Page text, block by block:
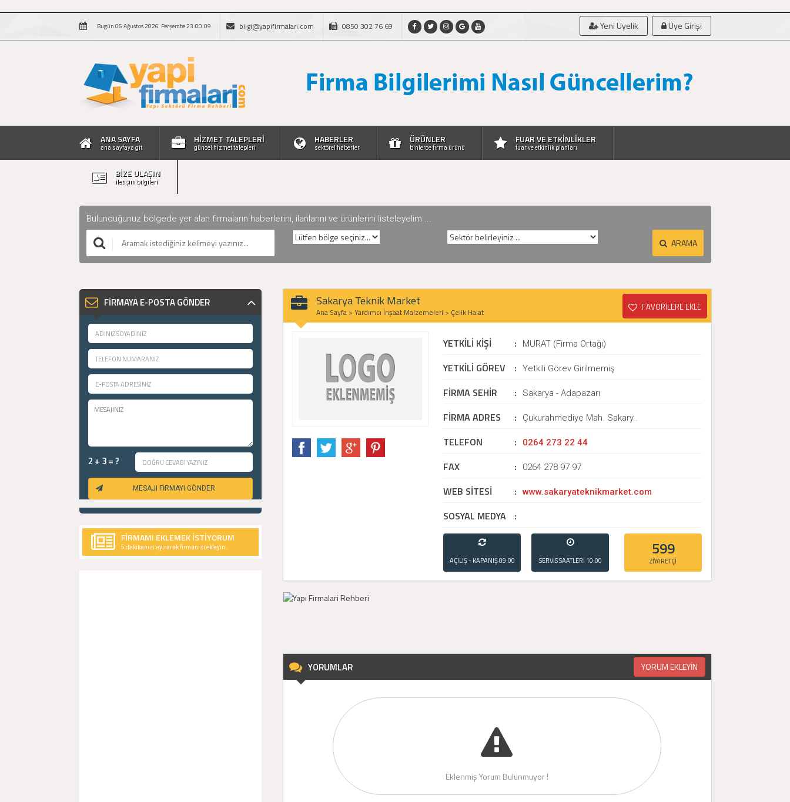
Bugün 06 Ağustos 2026 Perşembe 23:00:09 bilgi@yapifirmalari.com 0850 302 76 69 Yeni Üyelik Üye Girişi
ANA SAYFA
ana sayfaya git
HİZMET TALEPLERİ
güncel hizmet talepleri
HABERLER
sektörel haberler
ÜRÜNLER
binlerce firma ürünü
FUAR VE ETKİNLİKLER
fuar ve etkinlik planları
BİZE ULAŞIN
iletişim bilgileri
Bulunduğunuz bölgede yer alan firmaların haberlerini, ilanlarını ve ürünlerini listeleyelim ...
ARAMA
FİRMAYA E-POSTA GÖNDER
2 + 3 = ?
MESAJI FİRMAYI GÖNDER
FİRMAMI EKLEMEK İSTİYORUM
5 dakikanızı ayırarak firmanızı ekleyin..
Sakarya Teknik Market
Ana Sayfa > Yardımcı İnşaat Malzemeleri > Çelik Halat FAVORİLERE EKLE
YETKİLİ KİŞİ : MURAT (Firma Ortağı)
YETKİLİ GÖREV : Yetkili Görev Girilmemiş
FİRMA SEHİR : Sakarya - Adapazarı
FİRMA ADRES : Çukurahmediye Mah. Sakary..
TELEFON : 0264 273 22 44
FAX : 0264 278 97 97
WEB SİTESİ : www.sakaryateknikmarket.com
SOSYAL MEDYA :
AÇILIŞ - KAPANIŞ09:00
- 21:00
SERVİS SAATLERİ 10:00
- 20:00
599
ZİYARETÇİ
YORUMLAR YORUM EKLEYİN
Eklenmiş Yorum Bulunmuyor !